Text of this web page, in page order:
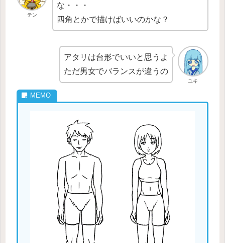
テン
な・・・
四角とかで描けばいいのかな？
ユキ
アタリは台形でいいと思うよ
ただ男女でバランスが違うの